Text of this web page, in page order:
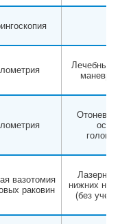
Лечебные
вазотомия
раковин
Лазерная
нижних
(без